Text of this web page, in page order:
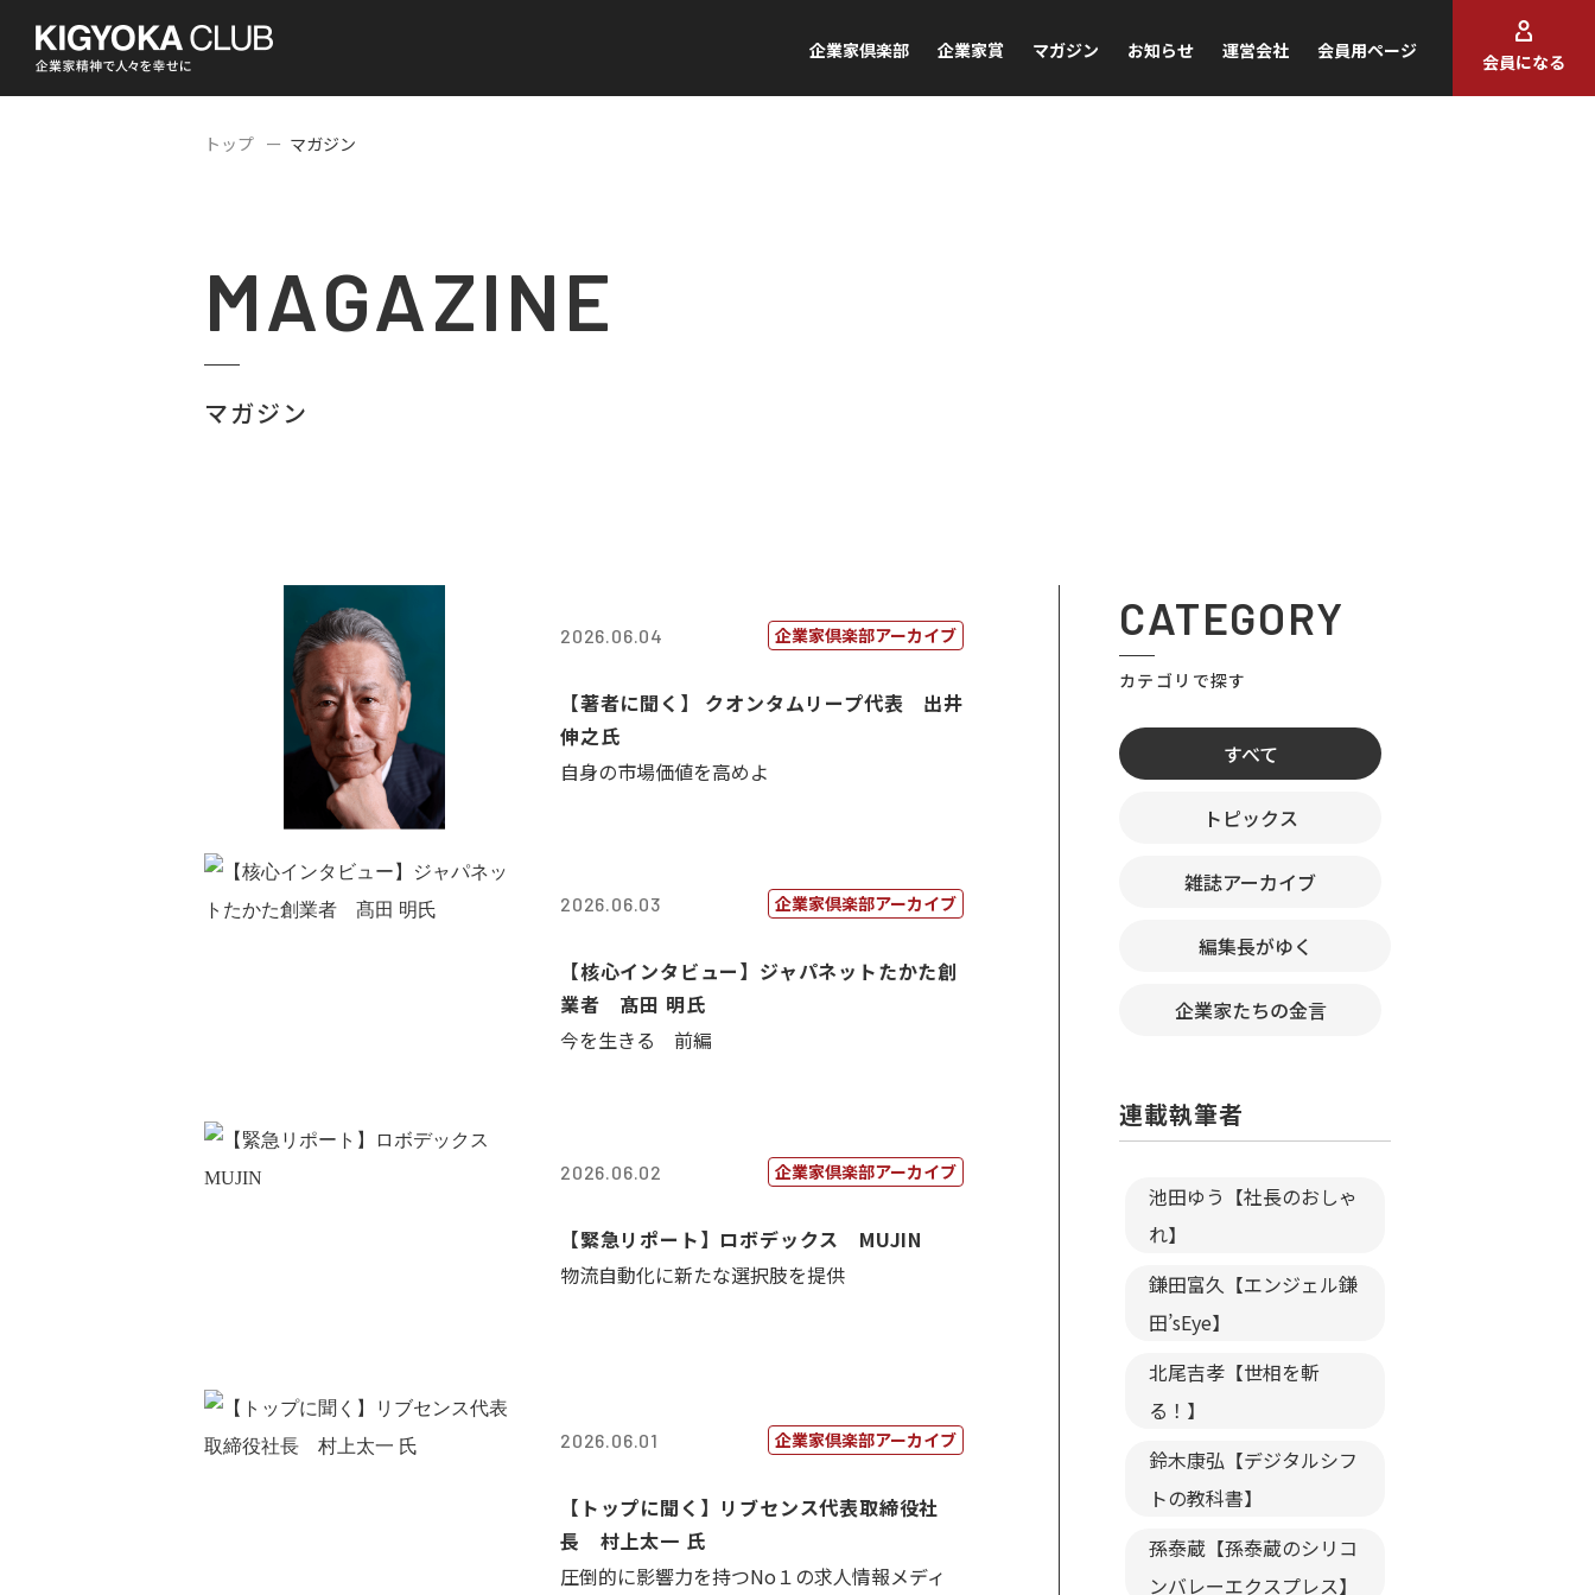
企業家倶楽部 企業家賞 マガジン お知らせ 運営会社 会員用ページ
会員になる
トップ マガジン
MAGAZINE
マガジン
2026.06.04 企業家倶楽部アーカイブ
【著者に聞く】 クオンタムリープ代表 出井
伸之氏
自身の市場価値を高めよ
2026.06.03 企業家倶楽部アーカイブ
【核心インタビュー】ジャパネットたかた創
業者 髙田 明氏
今を生きる 前編
2026.06.02 企業家倶楽部アーカイブ
【緊急リポート】ロボデックス MUJIN
物流自動化に新たな選択肢を提供
2026.06.01 企業家倶楽部アーカイブ
【トップに聞く】リブセンス代表取締役社
長 村上太一 氏
圧倒的に影響力を持つNo１の求人情報メディ
CATEGORY
カテゴリで探す
すべて
トピックス
雑誌アーカイブ
編集長がゆく
企業家たちの金言
連載執筆者
池田ゆう【社長のおしゃ
れ】
鎌田富久【エンジェル鎌
田’sEye】
北尾吉孝【世相を斬
る！】
鈴木康弘【デジタルシフ
トの教科書】
孫泰蔵【孫泰蔵のシリコ
ンバレーエクスプレス】